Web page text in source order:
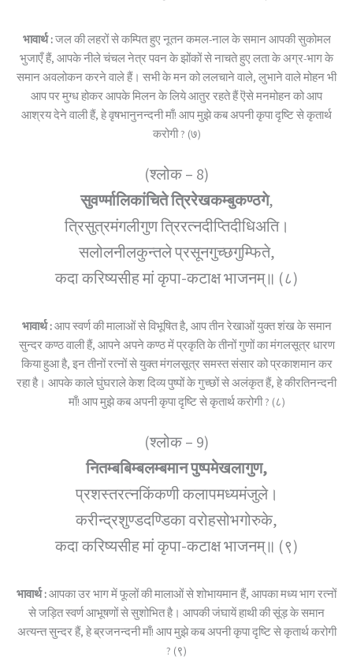
भावार्थ :जल की लहरों से कम्पित हुए नूतन कमल-नाल के समान आपकी सुकोमल
भुजाएँ हैं, आपके नीले चंचल नेत्र पवन के झोंकों से नाचते हुए लता के अग्र-भाग के
समान अवलोकन करने वाले हैं। सभी के मन को ललचाने वाले, लुभाने वाले मोहन भी
आप पर मुग्ध होकर आपके मिलन के लिये आतुर रहते हैं ऎसे मनमोहन को आप
आश्रय देने वाली हैं, हे वृषभानुनन्दनी माँ! आप मुझे कब अपनी कृपा दृष्टि से कृतार्थ
करोगी ? (७)
(श्लोक – 8)
सुवर्ण्मालिकांचिते त्रिरेखकम्बुकण्ठगे,
त्रिसुत्रमंगलीगुण त्रिरत्नदीप्तिदीधिअति।
सलोलनीलकुन्तले प्रसूनगुच्छगुम्फिते,
कदा करिष्यसीह मां कृपा-कटाक्ष भाजनम्॥ (८)
भावार्थ :आप स्वर्ण की मालाओं से विभूषित है, आप तीन रेखाओं युक्त शंख के समान
सुन्दर कण्ठ वाली हैं, आपने अपने कण्ठ में प्रकृति के तीनों गुणों का मंगलसूत्र धारण
किया हुआ है, इन तीनों रत्नों से युक्त मंगलसूत्र समस्त संसार को प्रकाशमान कर
रहा है। आपके काले घुंघराले केश दिव्य पुष्पों के गुच्छों से अलंकृत हैं, हे कीरतिनन्दनी
माँ! आप मुझे कब अपनी कृपा दृष्टि से कृतार्थ करोगी ? (८)
(श्लोक – 9)
नितम्बबिम्बलम्बमान पुष्पमेखलागुण,
प्रशस्तरत्नकिंकणी कलापमध्यमंजुले।
करीन्द्रशुण्डदण्डिका वरोहसोभगोरुके,
कदा करिष्यसीह मां कृपा-कटाक्ष भाजनम्॥ (९)
भावार्थ :आपका उर भाग में फूलों की मालाओं से शोभायमान हैं, आपका मध्य भाग रत्नों
से जड़ित स्वर्ण आभूषणों से सुशोभित है। आपकी जंघायें हाथी की सूंड़ के समान
अत्यन्त सुन्दर हैं, हे ब्रजनन्दनी माँ! आप मुझे कब अपनी कृपा दृष्टि से कृतार्थ करोगी
? (९)